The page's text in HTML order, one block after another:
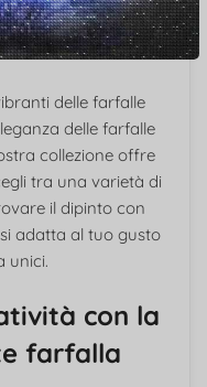
delle farfalle
delle farfalle
collezione offre
tra una varietà di
il dipinto con
adatta al tuo gusto
unici.
con la
farfalla